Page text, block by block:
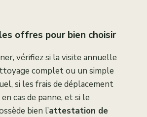
offres pour bien choisir
vérifiez si la visite annuelle
complet ou un simple
si les frais de déplacement
cas de panne, et si le
bien l’attestation de